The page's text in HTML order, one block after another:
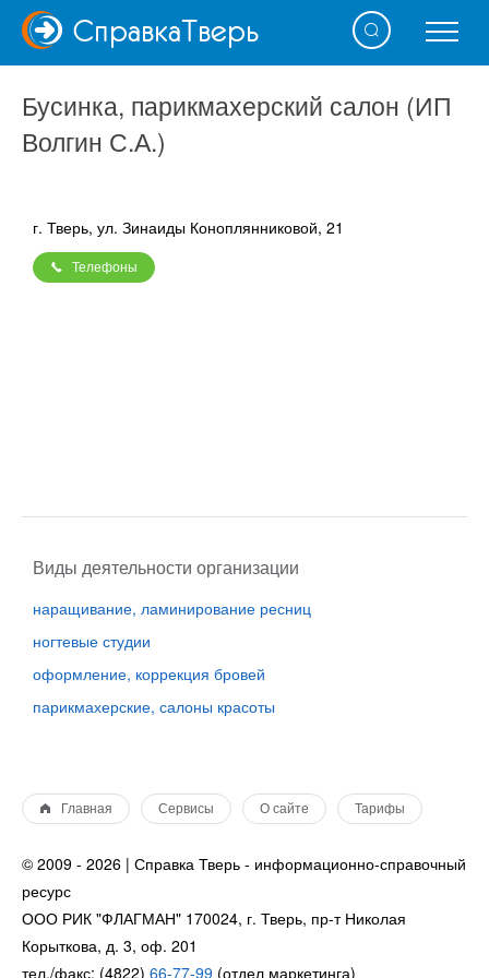
СправкаТверь
Бусинка, парикмахерский салон (ИП
Волгин С.А.)
г. Тверь, ул. Зинаиды Коноплянниковой, 21
Телефоны
Виды деятельности организации
наращивание, ламинирование ресниц
ногтевые студии
оформление, коррекция бровей
парикмахерские, салоны красоты
Главная Сервисы О сайте Тарифы
© 2009 - 2026 | Справка Тверь - информационно-справочный
ресурс
ООО РИК "ФЛАГМАН" 170024, г. Тверь, пр-т Николая
Корыткова, д. 3, оф. 201
тел./факс: (4822) 66-77-99 (отдел маркетинга)